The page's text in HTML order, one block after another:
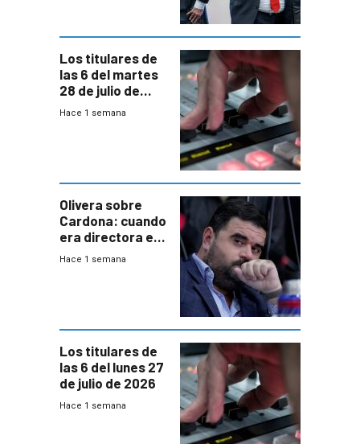
Los titulares de
las 6 del martes
28 de julio de
2026
Hace 1 semana
Olivera sobre
Cardona: cuando
era directora en
UTE “no era muy
Hace 1 semana
Los titulares de
las 6 del lunes 27
de julio de 2026
Hace 1 semana